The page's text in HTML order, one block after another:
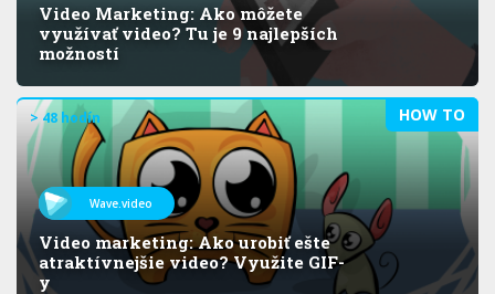
Video Marketing: Ako môžete
využívať video? Tu je 9 najlepších
možností
HOW TO
> 48 hodín
Wave.video
Video marketing: Ako urobiť ešte
atraktívnejšie video? Využite GIF-
y